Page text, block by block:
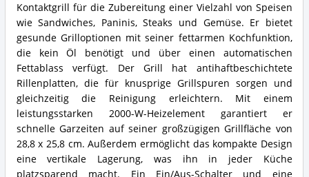
Kontaktgrill für die Zubereitung einer Vielzahl von Speisen
wie Sandwiches, Paninis, Steaks und Gemüse. Er bietet
gesunde Grilloptionen mit seiner fettarmen Kochfunktion,
die kein Öl benötigt und über einen automatischen
Fettablass verfügt. Der Grill hat antihaftbeschichtete
Rillenplatten, die für knusprige Grillspuren sorgen und
gleichzeitig die Reinigung erleichtern. Mit einem
leistungsstarken 2000-W-Heizelement garantiert er
schnelle Garzeiten auf seiner großzügigen Grillfläche von
28,8 x 25,8 cm. Außerdem ermöglicht das kompakte Design
eine vertikale Lagerung, was ihn in jeder Küche
platzsparend macht. Ein Ein/Aus-Schalter und eine